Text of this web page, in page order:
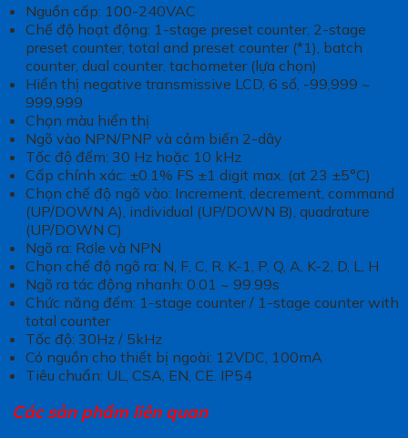
Nguồn cấp: 100-240VAC
Chế độ hoạt động: 1-stage preset counter, 2-stage
preset counter, total and preset counter (*1), batch
counter, dual counter, tachometer (lựa chọn)
Hiển thị negative transmissive LCD, 6 số, -99,999 ~
999,999
Chọn màu hiển thị
Ngõ vào NPN/PNP và cảm biến 2-dây
Tốc độ đếm: 30 Hz hoặc 10 kHz
Cấp chính xác: ±0.1% FS ±1 digit max. (at 23 ±5°C)
Chọn chế độ ngõ vào: Increment, decrement, command
(UP/DOWN A), individual (UP/DOWN B), quadrature
(UP/DOWN C)
Ngõ ra: Rơle và NPN
Chọn chế độ ngõ ra: N, F, C, R, K-1, P, Q, A, K-2, D, L, H
Ngõ ra tác động nhanh: 0.01 ~ 99.99s
Chức năng đếm: 1-stage counter / 1-stage counter with
total counter
Tốc độ: 30Hz / 5kHz
Có nguồn cho thiết bị ngoài: 12VDC, 100mA
Tiêu chuẩn: UL, CSA, EN, CE. IP54
Các sản phẩm liên quan